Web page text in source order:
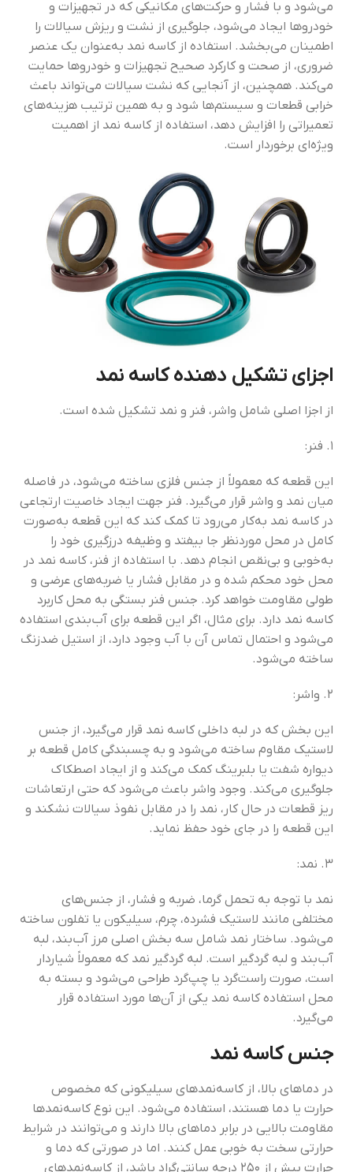
می‌شود و با فشار و حرکت‌های مکانیکی که در تجهیزات و
خودروها ایجاد می‌شود، جلوگیری از نشت و ریزش سیالات را
اطمینان می‌بخشد. استفاده از کاسه نمد به‌عنوان یک عنصر
ضروری، از صحت و کارکرد صحیح تجهیزات و خودروها حمایت
می‌کند. همچنین، از آنجایی که نشت سیالات می‌تواند باعث
خرابی قطعات و سیستم‌ها شود و به همین ترتیب هزینه‌های
تعمیراتی را افزایش دهد، استفاده از کاسه نمد از اهمیت
ویژه‌ای برخوردار است.
اجزای تشکیل دهنده کاسه نمد
از اجزا اصلی شامل واشر، فنر و نمد تشکیل شده است.
۱. فنر:
این قطعه که معمولاً از جنس فلزی ساخته می‌شود، در فاصله
میان نمد و واشر قرار می‌گیرد. فنر جهت ایجاد خاصیت ارتجاعی
در کاسه نمد به‌کار می‌رود تا کمک کند که این قطعه به‌صورت
کامل در محل موردنظر جا بیفتد و وظیفه درزگیری خود را
به‌خوبی و بی‌نقص انجام دهد. با استفاده از فنر، کاسه نمد در
محل خود محکم شده و در مقابل فشار یا ضربه‌های عرضی و
طولی مقاومت خواهد کرد. جنس فنر بستگی به محل کاربرد
کاسه نمد دارد. برای مثال، اگر این قطعه برای آب‌بندی استفاده
می‌شود و احتمال تماس آن با آب وجود دارد، از استیل ضدزنگ
ساخته می‌شود.
۲. واشر:
این بخش که در لبه داخلی کاسه نمد قرار می‌گیرد، از جنس
لاستیک مقاوم ساخته می‌شود و به چسبندگی کامل قطعه بر
دیواره شفت یا بلبرینگ کمک می‌کند و از ایجاد اصطکاک
جلوگیری می‌کند. وجود واشر باعث می‌شود که حتی ارتعاشات
ریز قطعات در حال کار، نمد را در مقابل نفوذ سیالات نشکند و
این قطعه را در جای خود حفظ نماید.
۳. نمد:
نمد با توجه به تحمل گرما، ضربه و فشار، از جنس‌های
مختلفی مانند لاستیک فشرده، چرم، سیلیکون یا تفلون ساخته
می‌شود. ساختار نمد شامل سه بخش اصلی مرز آب‌بند، لبه
آب‌بند و لبه گردگیر است. لبه گردگیر نمد که معمولاً شیاردار
است، صورت راست‌گرد یا چپ‌گرد طراحی می‌شود و بسته به
محل استفاده کاسه نمد یکی از آن‌ها مورد استفاده قرار
می‌گیرد.
جنس کاسه نمد
در دماهای بالا، از کاسه‌نمد‌های سیلیکونی که مخصوص
حرارت یا دما هستند، استفاده می‌شود. این نوع کاسه‌نمد‌ها
مقاومت بالایی در برابر دماهای بالا دارند و می‌توانند در شرایط
حرارتی سخت به خوبی عمل کنند. اما در صورتی که دما و
حرارت بیش از ۲۵۰ درجه سانتی‌گراد باشد، از کاسه‌نمد‌های